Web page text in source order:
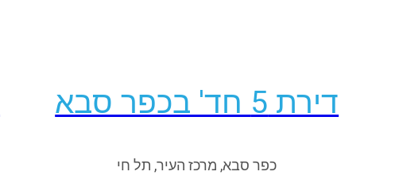
דירת 5 חד' בכפר סבא
כפר סבא, מרכז העיר, תל חי